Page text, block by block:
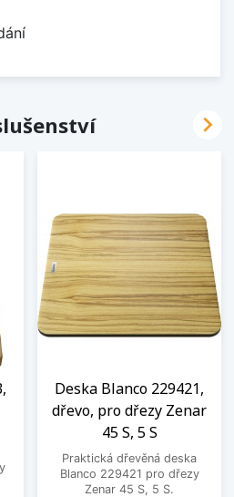
Deska Blanco 229421,
dřevo, pro dřezy Zenar
45 S, 5 S
Praktická dřevěná deska
Blanco 229421 pro dřezy
Zenar 45 S, 5 S.
